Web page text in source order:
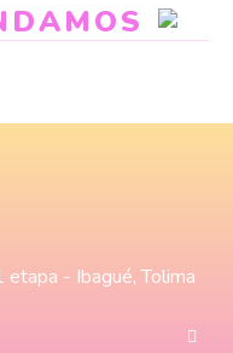
- Ibagué, Tolima